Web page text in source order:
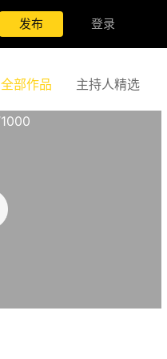
发布 登录
全部作品 主持人精选